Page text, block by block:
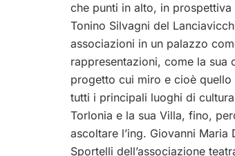
che punti in alto, in
Tonino Silvagni del
associazioni in un palazzo
rappresentazioni, come la sua
progetto cui miro e cioè
tutti i principali luoghi di
Torlonia e la sua Villa, fino,
ascoltare l’ing. Giovanni
Sportelli dell’associazione